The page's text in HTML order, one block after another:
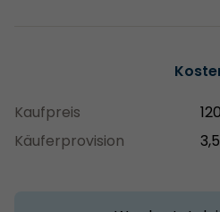
Kaufpreis
Käuferprovision